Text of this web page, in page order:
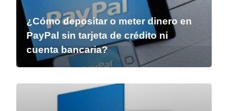
¿Cómo depositar o meter dinero en
PayPal sin tarjeta de crédito ni
cuenta bancaria?